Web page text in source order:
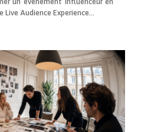
Audience Experience...